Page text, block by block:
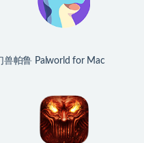
兽帕鲁 Palworld for Mac